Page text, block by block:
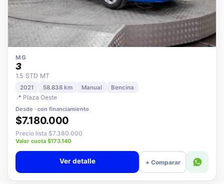
MG
3
1.5 STD MT
2021 58.838 km
📍 Plaza Oeste
Desde · con financiamiento
$7.180.000
Precio lista $7.380.000
Valor cuota $173.140
+ Comparar